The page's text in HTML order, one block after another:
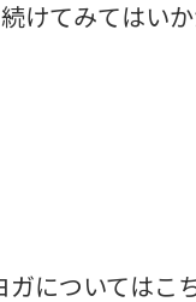
続けてみてはい
ガについては